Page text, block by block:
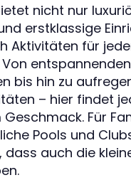
nicht nur
erstklassige
Aktivitäten für
bis hin zu
– hier findet
Für
Pools und
dass auch die